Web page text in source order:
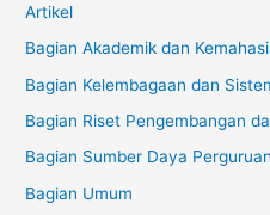
Artikel
Bagian Akademik dan
Bagian Kelembagaan dan
Bagian Riset Pengembangan
Bagian Sumber Daya
Bagian Umum